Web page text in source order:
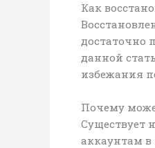
Как
достаточно
данной
избежания
Почему
Существует
аккаунтам в